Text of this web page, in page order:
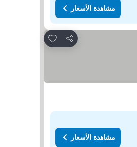
مشاهدة الأسعار
مشاركة
Add to favorites
مشاهدة الأسعار